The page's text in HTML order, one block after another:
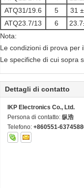
ATQ31/19.6
5 31
ATQ23.7/13
6
Nota:
Le condizioni di prova per
Le specifiche di cui sopra
Dettagli di contatto
IKP Electronics Co., Ltd.
Persona di contatto: 纵浩
Telefono: +860551-